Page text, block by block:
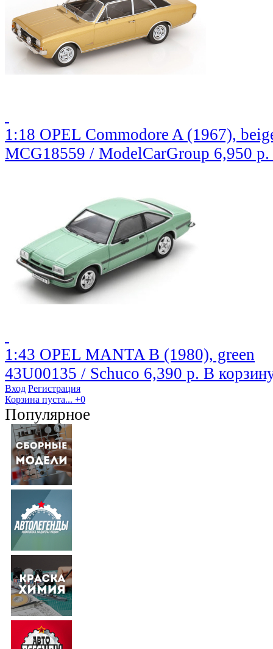
1:18 OPEL Commodore A (1967),
MCG18559 / ModelCarGroup 6,950 р.
1:43 OPEL MANTA B (1980), green
43U00135 / Schuco 6,390 р. В
Вход Регистрация
Корзина пуста... +0
Популярное